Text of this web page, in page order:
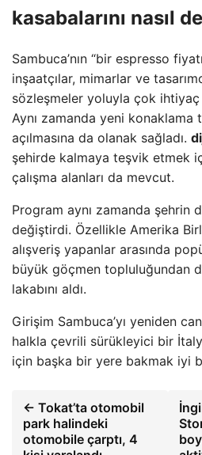
kasabalarını nasıl
Sambuca’nın “bir espresso
inşaatçılar, mimarlar ve
sözleşmeler yoluyla çok ihtiyaç
Aynı zamanda yeni konaklama
açılmasına da olanak sağladı.
şehirde kalmaya teşvik etmek
çalışma alanları da mevcut.
Program aynı zamanda şehrin
değiştirdi. Özellikle Amerika
alışveriş yapanlar arasında
büyük göçmen topluluğundan
lakabını aldı.
Girişim Sambuca’yı yeniden
halkla çevrili sürükleyici bir
için başka bir yere bakmak iyi
← Tokat’ta otomobil
park halindeki
otomobile çarptı, 4